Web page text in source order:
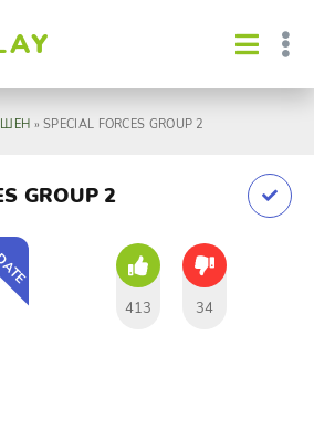
» SPECIAL FORCES GROUP 2
GROUP 2
413 34